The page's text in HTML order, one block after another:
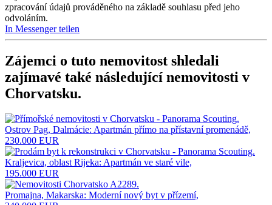
zpracování údajů prováděného na základě souhlasu před jeho
odvoláním.
In Messenger teilen
Zájemci o tuto nemovitost shledali
zajímavé také následující nemovitosti v
Chorvatsku.
Ostrov Pag, Dalmácie: Apartmán přímo na přístavní promenádě,
230.000 EUR
Kraljevica, oblast Rijeka: Apartmán ve staré vile,
195.000 EUR
Promajna, Makarska: Moderní nový byt v přízemí,